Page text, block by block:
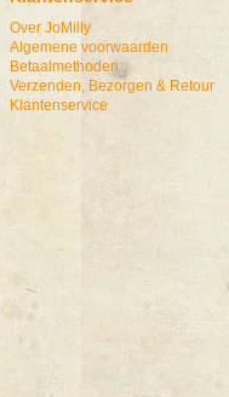
Over JoMilly
Algemene voorwaarden
Betaalmethoden
Verzenden, Bezorgen & Retour
Klantenservice